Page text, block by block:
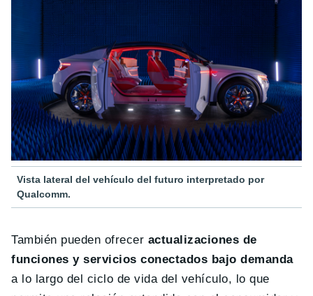
Vista lateral del vehículo del futuro interpretado por
Qualcomm.
También pueden ofrecer actualizaciones de
funciones y servicios conectados bajo demanda
a lo largo del ciclo de vida del vehículo, lo que